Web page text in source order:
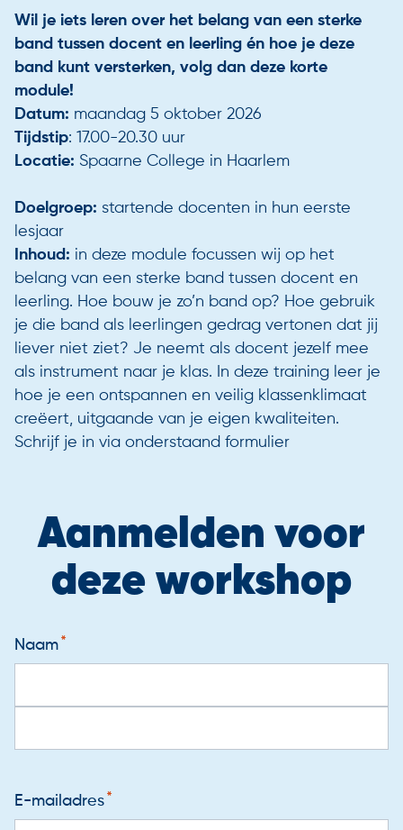
Wil je iets leren over het belang van een sterke
band tussen docent en leerling én hoe je deze
band kunt versterken, volg dan deze korte
module!
Datum: maandag 5 oktober 2026
Tijdstip: 17.00-20.30 uur
Locatie: Spaarne College in Haarlem
Doelgroep: startende docenten in hun eerste
lesjaar
Inhoud: in deze module focussen wij op het
belang van een sterke band tussen docent en
leerling. Hoe bouw je zo’n band op? Hoe gebruik
je die band als leerlingen gedrag vertonen dat jij
liever niet ziet? Je neemt als docent jezelf mee
als instrument naar je klas. In deze training leer je
hoe je een ontspannen en veilig klassenklimaat
creëert, uitgaande van je eigen kwaliteiten.
Schrijf je in via onderstaand formulier
Aanmelden voor
deze workshop
Naam
E-mailadres